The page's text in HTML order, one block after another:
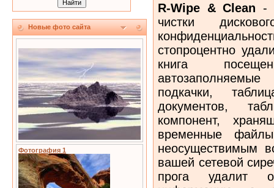
Новые фото сайта
Фотография 1
R-Wipe & Clean -
чистки
стопроцентно
книга
подкачки,
документов,
компонент,
временные
неосуществимым
вашей сетевой
прога удалит